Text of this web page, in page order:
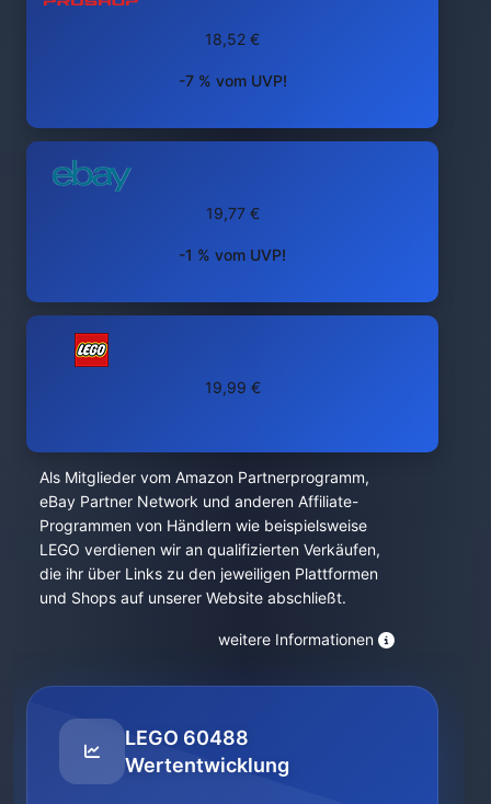
18,52 €
-7 % vom UVP!
19,77 €
-1 % vom UVP!
19,99 €
Als Mitglieder vom Amazon Partnerprogramm,
eBay Partner Network und anderen Affiliate-
Programmen von Händlern wie beispielsweise
LEGO verdienen wir an qualifizierten Verkäufen,
die ihr über Links zu den jeweiligen Plattformen
und Shops auf unserer Website abschließt.
weitere Informationen
LEGO 60488
Wertentwicklung